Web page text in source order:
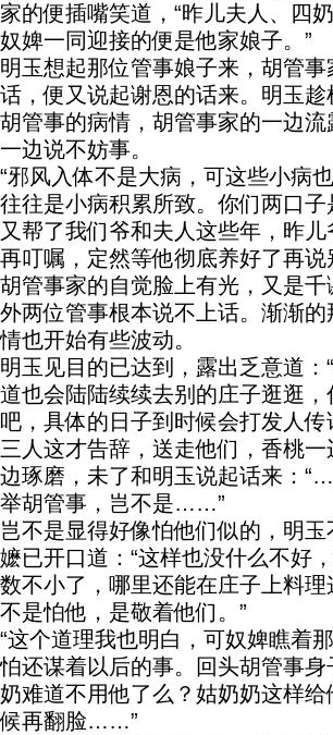
家的便插嘴笑道，“昨儿夫人、四
奴婢一同迎接的便是他家娘子。”
明玉想起那位管事娘子来，胡管事
话，便又说起谢恩的话来。明玉趁
胡管事的病情，胡管事家的一边流
一边说不妨事。
“邪风入体不是大病，可这些小病
往往是小病积累所致。你们两口子
又帮了我们爷和夫人这些年，昨
再叮嘱，定然等他彻底养好了再说
胡管事家的自觉脸上有光，又是千
外两位管事根本说不上话。渐渐
情也开始有些波动。
明玉见目的已达到，露出乏意道：
道也会陆陆续续去别的庄子逛逛
吧，具体的日子到时候会打发人传
三人这才告辞，送走他们，香桃
边琢磨，未了和明玉说起话来：
举胡管事，岂不是……”
岂不是显得好像怕他们似的，明
嬷已开口道：“这样也没什么不好
数不小了，哪里还能在庄子上料
不是怕他，是敬着他们。”
“这个道理我也明白，可奴婢瞧着
怕还谋着以后的事。回头胡管事
奶难道不用他了么？姑奶奶这样
候再翻脸……”